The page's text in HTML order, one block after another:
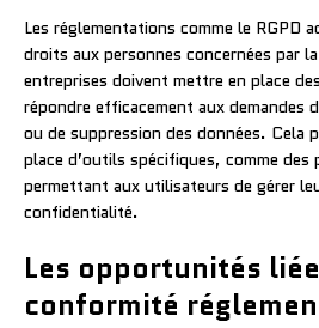
Les réglementations comme le RGPD
droits aux personnes concernées par
entreprises doivent mettre en place
répondre efficacement aux demandes
ou de suppression des données. Cela
place d’outils spécifiques, comme
permettant aux utilisateurs de gérer
confidentialité.
Les opportunités
conformité